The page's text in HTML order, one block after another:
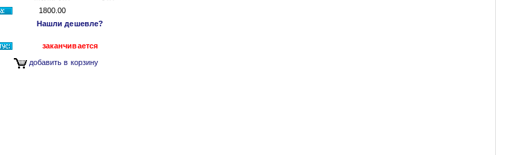
1800.00
Нашли дешевле?
заканчивается
добавить в корзину